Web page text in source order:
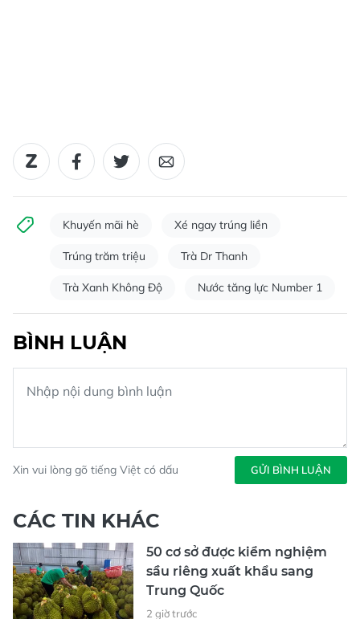
Khuyến mãi hè Xé ngay trúng liền
Trúng trăm triệu Trà Dr Thanh
Trà Xanh Không Độ Nước tăng lực Number 1
BÌNH LUẬN
Xin vui lòng gõ tiếng Việt có dấu GỬI BÌNH LUẬN
CÁC TIN KHÁC
50 cơ sở được kiểm nghiệm
sầu riêng xuất khẩu sang
Trung Quốc
2 giờ trước